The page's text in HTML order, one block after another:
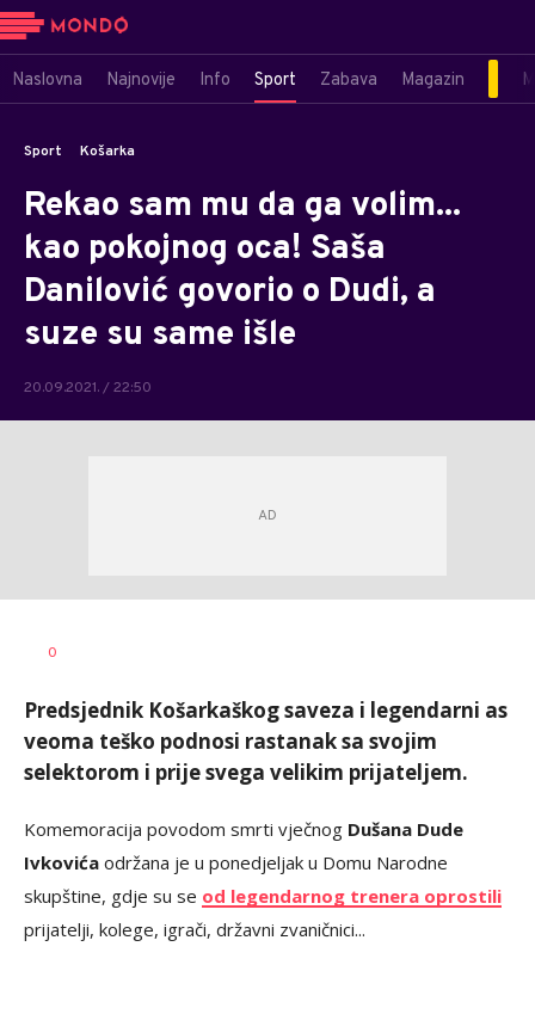
Naslovna Najnovije Info Sport Zabava Magazin
Sport Košarka
Rekao sam mu da ga volim...
kao pokojnog oca! Saša
Danilović govorio o Dudi, a
suze su same išle
20.09.2021. / 22:50
AUTOR
0
Predsjednik Košarkaškog saveza i legendarni as
veoma teško podnosi rastanak sa svojim
selektorom i prije svega velikim prijateljem.
Komemoracija povodom smrti vječnog Dušana Dude
Ivkovića održana je u ponedjeljak u Domu Narodne
skupštine, gdje su se od legendarnog trenera oprostili
prijatelji, kolege, igrači, državni zvaničnici...